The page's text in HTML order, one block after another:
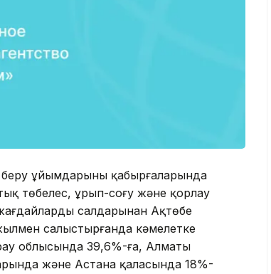
беру ұйымдарының қабырғаларында
төбелес, ұрып-соғу және қорлау
салдарынан Ақтөбе
салыстырғанда кәмелетке
облысында 39,6%-ға, Алматы
және Астана қаласында 18%-